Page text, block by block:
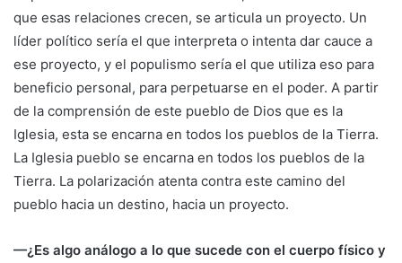
que esas relaciones crecen, se articula un proyecto. Un
líder político sería el que interpreta o intenta dar cauce a
ese proyecto, y el populismo sería el que utiliza eso para
beneficio personal, para perpetuarse en el poder. A partir
de la comprensión de este pueblo de Dios que es la
Iglesia, esta se encarna en todos los pueblos de la Tierra.
La Iglesia pueblo se encarna en todos los pueblos de la
Tierra. La polarización atenta contra este camino del
pueblo hacia un destino, hacia un proyecto.
—¿Es algo análogo a lo que sucede con el cuerpo físico y